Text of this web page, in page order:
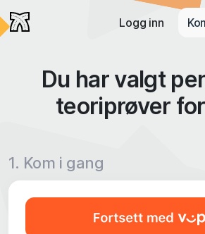
Logg inn
Du har valgt
teoriprøver
1. Kom i gang